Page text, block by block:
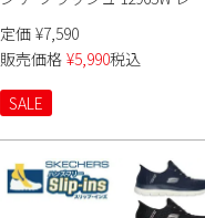
ィース
定価 ¥7,590
販売価格 ¥5,990税込
SALE